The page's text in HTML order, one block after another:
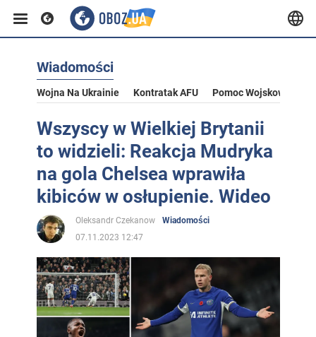
Wiadomości
Wojna Na Ukrainie Kontratak AFU Pomoc Wojskowa Dla
Wszyscy w Wielkiej Brytanii
to widzieli: Reakcja Mudryka
na gola Chelsea wprawiła
kibiców w osłupienie. Wideo
Oleksandr Czekanow
Wiadomości
07.11.2023 12:47